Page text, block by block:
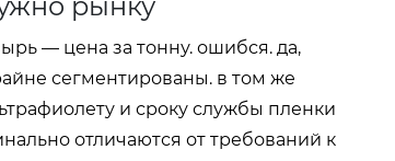
— цена за тонну. ошибся. да,
сегментированы. в том же
и сроку службы пленки
отличаются от требований к